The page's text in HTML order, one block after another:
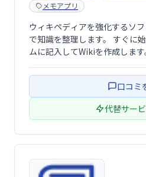
メモアプリ
ウィキペディアを強化するソ
で知識を整理します。 すぐに
ムに記入してWikiを作成しま
ングに最適です。
口コミ
代替サー